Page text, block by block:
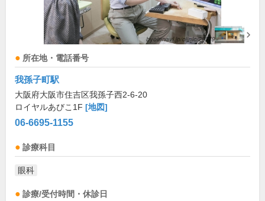
所在地・電話番号
我孫子町駅
大阪府大阪市住吉区我孫子西2-6-20
ロイヤルあびこ1F [地図]
06-6695-1155
診療科目
眼科
診療/受付時間・休診日